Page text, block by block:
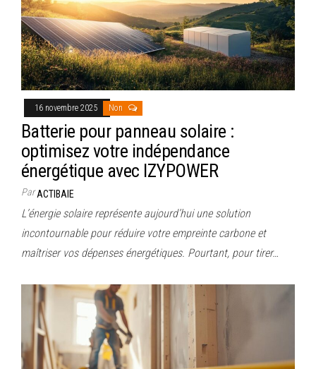
16 novembre 2025 Non
Batterie pour panneau solaire :
optimisez votre indépendance
énergétique avec IZYPOWER
ParACTIBAIE
L’énergie solaire représente aujourd’hui une solution
incontournable pour réduire votre empreinte carbone et
maîtriser vos dépenses énergétiques. Pourtant, pour tirer…